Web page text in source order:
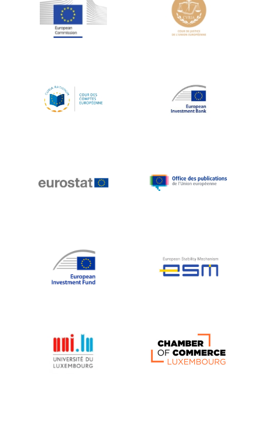
Jean-Louis Schiltz
Jean-Victor Louis
Johnny Åkerholm
Katharien L.C. Hunt
Klaus-Heiner Lehne
Koen LENAERTS
Lars Heikensten
Lucas Papademos
Máire Geoghegan-Quinn